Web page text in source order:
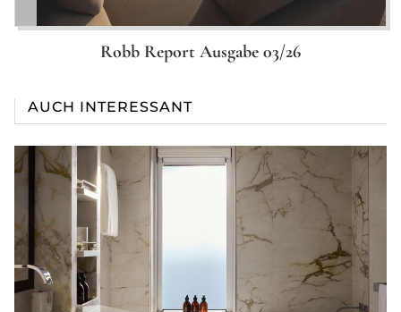
Robb Report Ausgabe 03/26
AUCH INTERESSANT